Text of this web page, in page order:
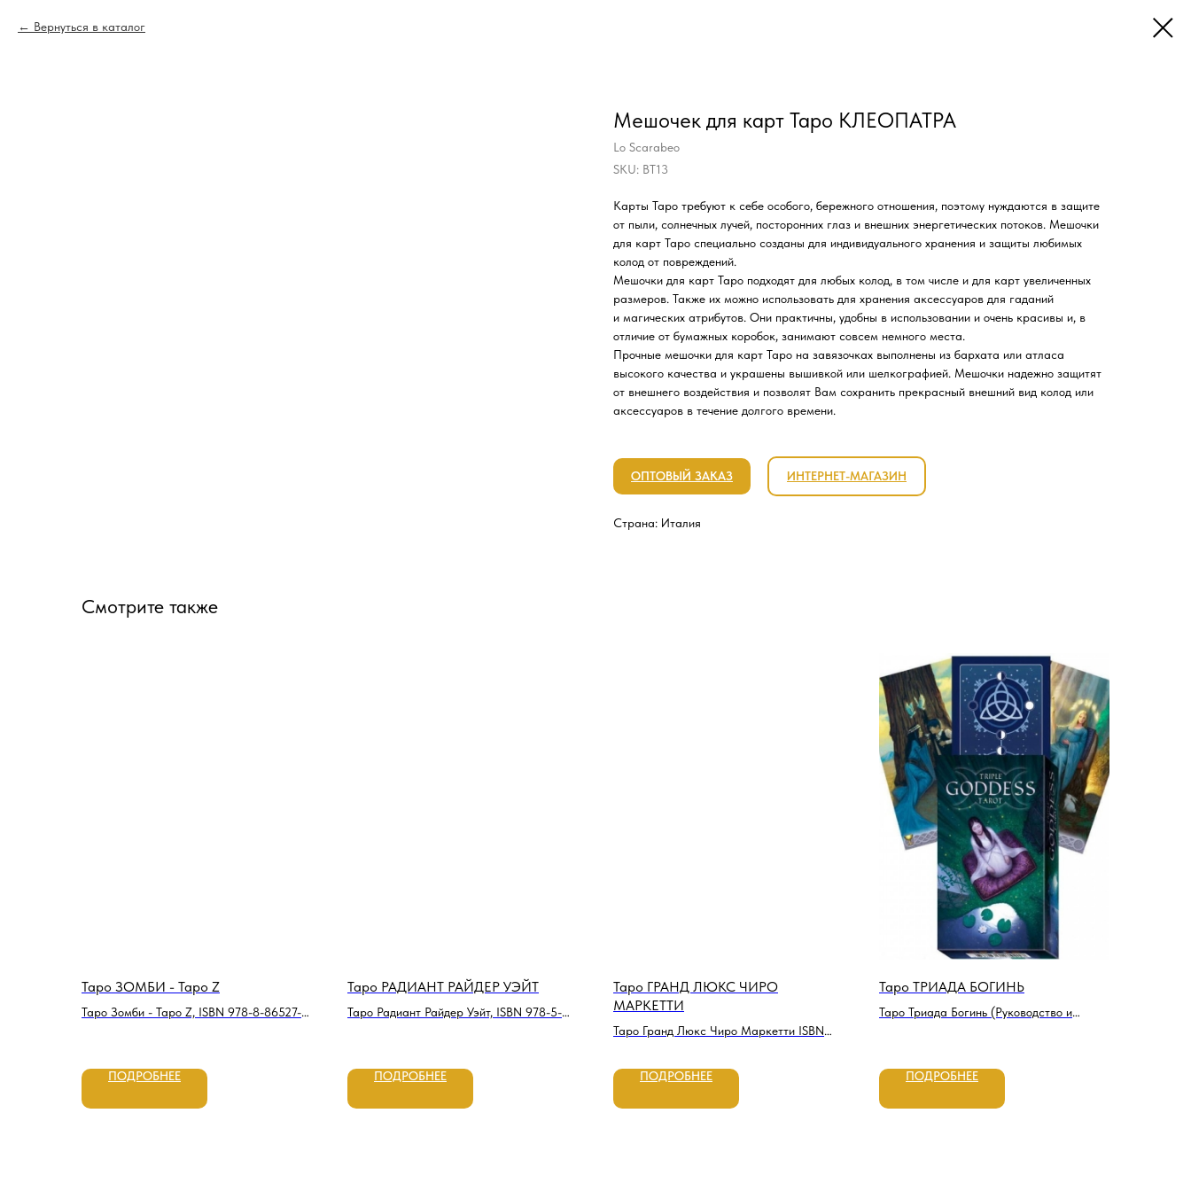
Вернуться в каталог
Мешочек для карт Таро КЛЕОПАТРА
Lo Scarabeo
SKU: BT13
Карты Таро требуют к себе особого, бережного отношения, поэтому нуждаются в защите
от пыли, солнечных лучей, посторонних глаз и внешних энергетических потоков. Мешочки
для карт Таро специально созданы для индивидуального хранения и защиты любимых
колод от повреждений.
Мешочки для карт Таро подходят для любых колод, в том числе и для карт увеличенных
размеров. Также их можно использовать для хранения аксессуаров для гаданий
и магических атрибутов. Они практичны, удобны в использовании и очень красивы и, в
отличие от бумажных коробок, занимают совсем немного места.
Прочные мешочки для карт Таро на завязочках выполнены из бархата или атласа
высокого качества и украшены вышивкой или шелкографией. Мешочки надежно защитят
от внешнего воздействия и позволят Вам сохранить прекрасный внешний вид колод или
аксессуаров в течение долгого времени.
ОПТОВЫЙ ЗАКАЗ ИНТЕРНЕТ-МАГАЗИН
Страна: Италия
Смотрите также
Таро ЗОМБИ - Таро Z
Таро Зомби - Таро Z, ISBN 978-8-86527-
ПОДРОБНЕЕ
Таро РАДИАНТ РАЙДЕР УЭЙТ
Таро Радиант Райдер Уэйт, ISBN 978-5-
ПОДРОБНЕЕ
Таро ГРАНД ЛЮКС ЧИРО
МАРКЕТТИ
Таро Гранд Люкс Чиро Маркетти ISBN
ПОДРОБНЕЕ
Таро ТРИАДА БОГИНЬ
Таро Триада Богинь (Руководство и
ПОДРОБНЕЕ